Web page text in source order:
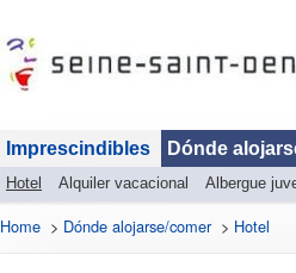
Imprescindibles Dónde
Hotel Alquiler vacacional Albergue
Home > Dónde alojarse/comer> Hotel